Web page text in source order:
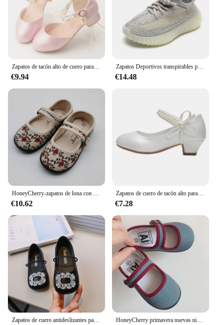
Zapatos de tacón alto de cuero para niñas, sandalias de baile para espectáculo de estudiantes, zapatos para niños pequeños, Mary Jane
€9.94
Zapatos Deportivos transpirables para niños y niñas, calzado informal de malla, suela plana y suave, para las cuatro estaciones, novedad
€14.48
HoneyCherry-zapatos de lona con estampado Floral para niña, calzado de suela blanda antideslizante, con boca cuadrada, para interior, novedad
€10.62
Zapatos de cuero de tacón alto para niña, calzado de primavera para niño de mediana edad, blanco, para anfitrión de boda, zapatos de vestir de princesa
€7.28
HoneyCherry primavera nuevas niñas zapatos sin cordones de fondo suave jardín de infantes interior boca cuadrada zapatos de lona para bebés